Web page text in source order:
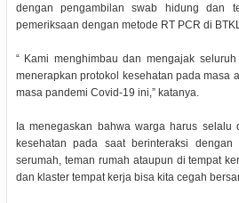
dengan pengambilan swab hidung dan
pemeriksaan dengan metode RT PCR di
“ Kami menghimbau dan mengajak
menerapkan protokol kesehatan pada masa
masa pandemi Covid-19 ini,” katanya.
Ia menegaskan bahwa warga harus selalu
kesehatan pada saat berinteraksi
serumah, teman rumah ataupun di tempat
dan klaster tempat kerja bisa kita cegah